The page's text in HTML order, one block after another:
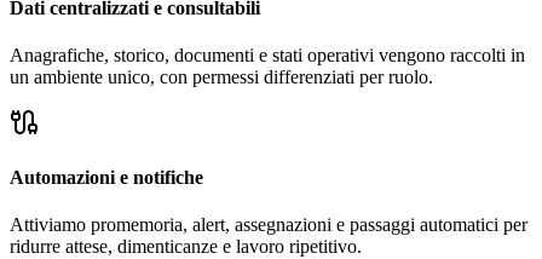
Dati centralizzati e consultabili
Anagrafiche, storico, documenti e stati operativi vengono raccolti in
un ambiente unico, con permessi differenziati per ruolo.
Automazioni e notifiche
Attiviamo promemoria, alert, assegnazioni e passaggi automatici per
ridurre attese, dimenticanze e lavoro ripetitivo.